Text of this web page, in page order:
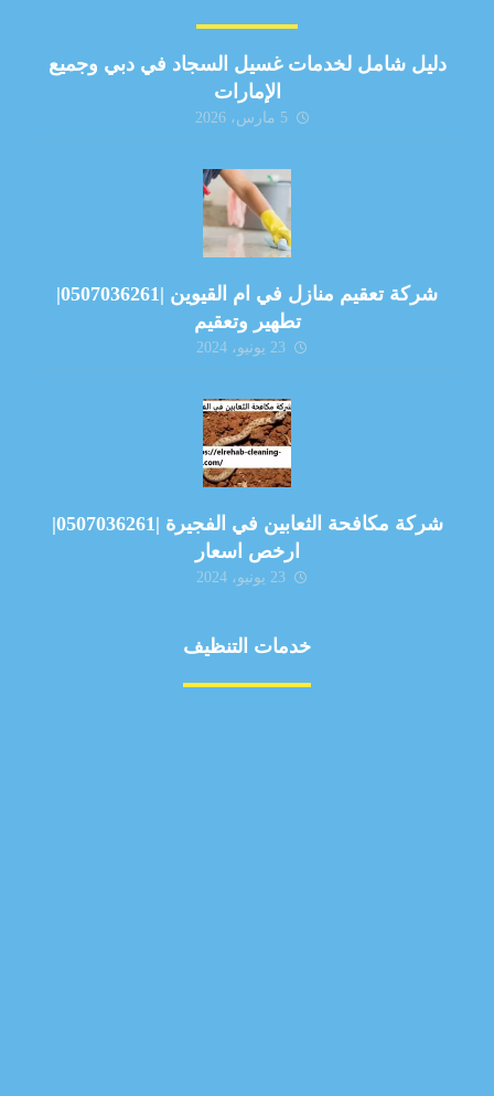
دليل شامل لخدمات غسيل السجاد في دبي وجميع
الإمارات
5 مارس، 2026
شركة تعقيم منازل في ام القيوين |0507036261|
تطهير وتعقيم
23 يونيو، 2024
شركة مكافحة الثعابين في الفجيرة |0507036261|
ارخص اسعار
23 يونيو، 2024
خدمات التنظيف